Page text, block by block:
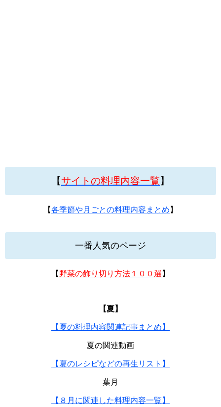
【サイトの料理内容一覧】
【各季節や月ごとの料理内容まとめ 】
一番人気のページ
【 野菜の飾り切り方法１００選 】
【夏】
【夏の料理内容関連記事まとめ】
夏の関連動画
【夏のレシピなどの再生リスト】
葉月
【８月に関連した料理内容一覧】